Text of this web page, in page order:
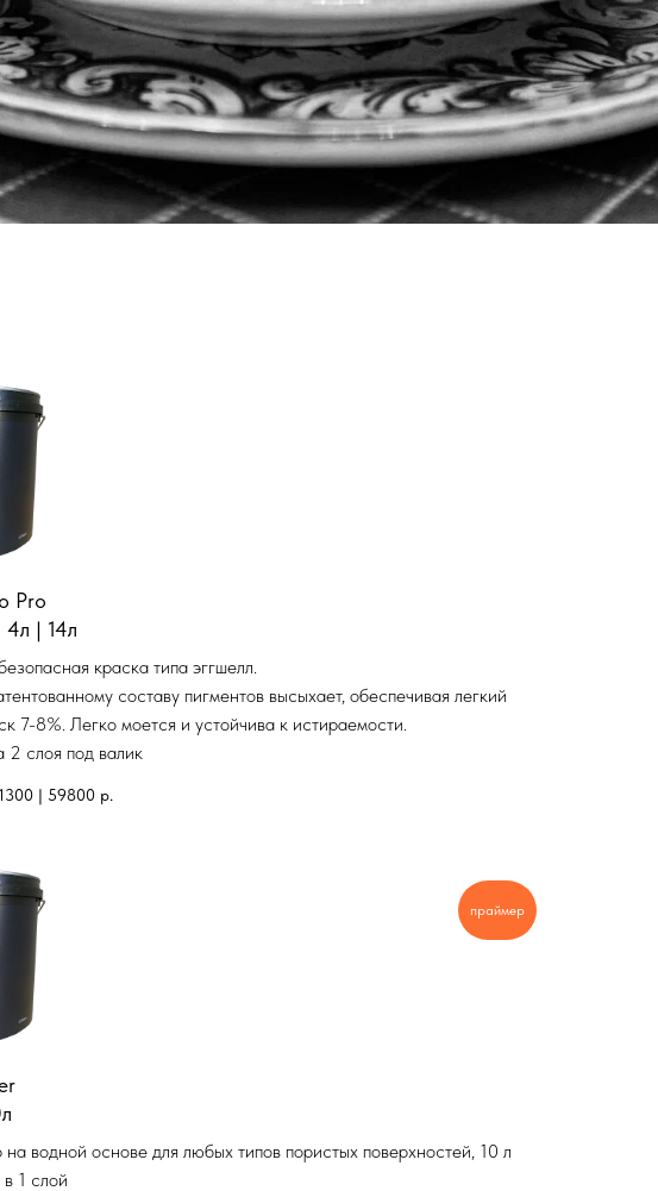
Pro
| 14л
краска типа эггшелл.
составу пигментов высыхает, обеспечивая легкий
7-8%. Легко моется и устойчива к истираемости.
2 слоя под валик
| 59800 р.
праймер
водной основе для любых типов пористых поверхностей, 10 л
1 слой